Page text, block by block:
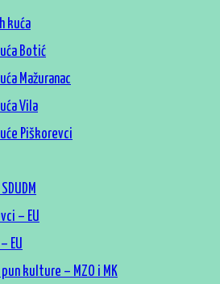
kuća
Botić
Mažuranac
Vila
Piškorevci
– EU
EU
kulture – MZO i MK